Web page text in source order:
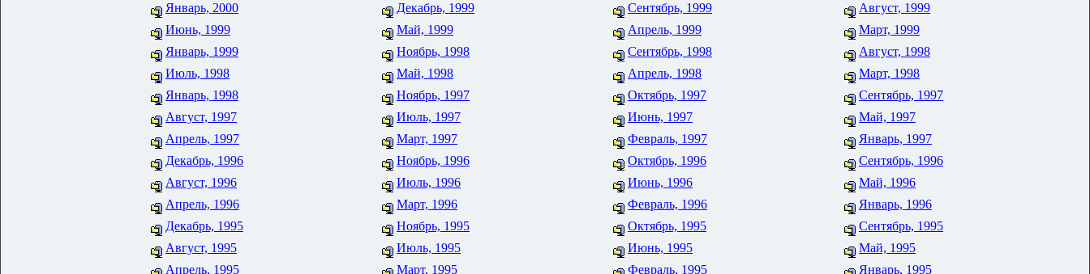
Январь, 2000
Декабрь, 1999 Сентябрь, 1999
Август, 1999
Июнь, 1999
Май, 1999 Апрель, 1999
Март, 1999
Январь, 1999
Ноябрь, 1998 Сентябрь, 1998
Август, 1998
Июль, 1998
Май, 1998 Апрель, 1998
Март, 1998
Январь, 1998
Ноябрь, 1997 Октябрь, 1997
Сентябрь, 1997
Август, 1997
Июль, 1997 Июнь, 1997
Май, 1997
Апрель, 1997
Март, 1997 Февраль, 1997
Январь, 1997
Декабрь, 1996
Ноябрь, 1996 Октябрь, 1996
Сентябрь, 1996
Август, 1996
Июль, 1996 Июнь, 1996
Май, 1996
Апрель, 1996
Март, 1996 Февраль, 1996
Январь, 1996
Декабрь, 1995
Ноябрь, 1995 Октябрь, 1995
Сентябрь, 1995
Август, 1995
Июль, 1995 Июнь, 1995
Май, 1995
Апрель, 1995
Март, 1995 Февраль, 1995 Январь, 1995